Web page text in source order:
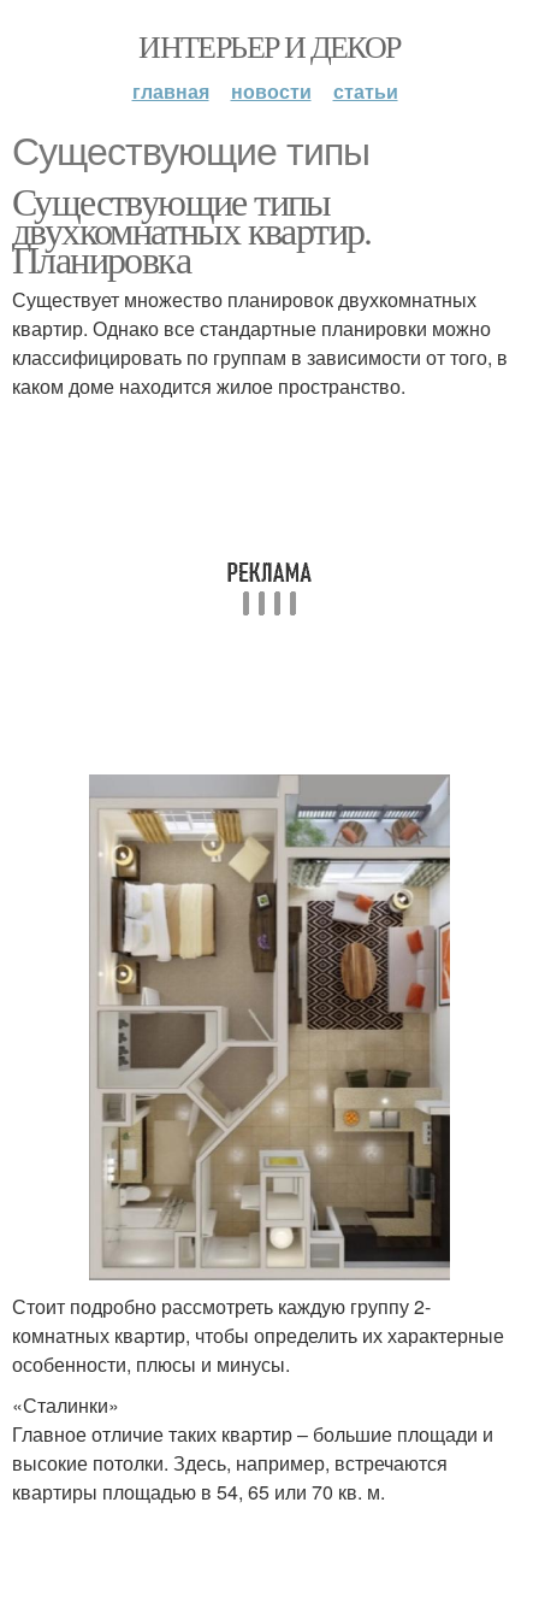
ИНТЕРЬЕР И ДЕКОР
главная новости статьи
Существующие типы
Существующие типы
двухкомнатных квартир.
Планировка
Существует множество планировок двухкомнатных
квартир. Однако все стандартные планировки можно
классифицировать по группам в зависимости от того, в
каком доме находится жилое пространство.
Стоит подробно рассмотреть каждую группу 2-
комнатных квартир, чтобы определить их характерные
особенности, плюсы и минусы.
«Сталинки»
Главное отличие таких квартир – большие площади и
высокие потолки. Здесь, например, встречаются
квартиры площадью в 54, 65 или 70 кв. м.